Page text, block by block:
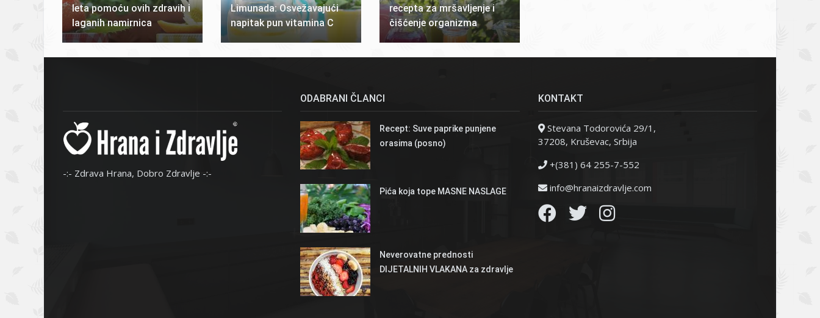
leta pomoću ovih zdravih i
laganih namirnica
Limunada: Osvežavajući
napitak pun vitamina C
recepta za mršavljenje i
čišćenje organizma
-:- Zdrava Hrana, Dobro Zdravlje -:-
ODABRANI ČLANCI
Recept: Suve paprike punjene
orasima (posno)
Pića koja tope MASNE NASLAGE
Neverovatne prednosti
DIJETALNIH VLAKANA za zdravlje
KONTAKT
Stevana Todorovića 29/1,
37208, Kruševac, Srbija
+(381) 64 255-7-552
info@hranaizdravlje.com